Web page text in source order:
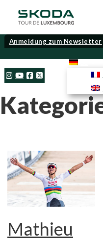
Anmeldung zum Newsletter
Mathieu